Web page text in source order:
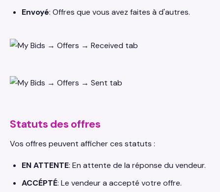
Envoyé: Offres que vous avez faites à d'autres.
Statuts des offres
Vos offres peuvent afficher ces statuts :
EN ATTENTE: En attente de la réponse du vendeur.
ACCÉPTÉ: Le vendeur a accepté votre offre.